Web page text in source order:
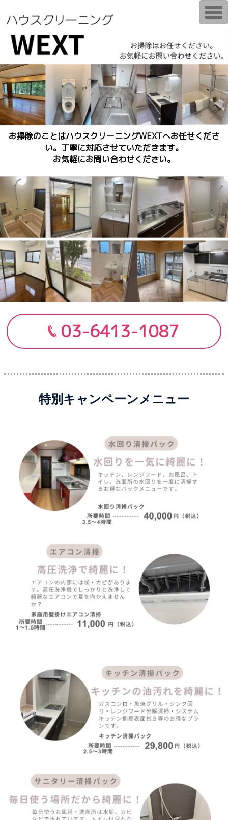
お掃除のことはハウスクリーニングWEXTへお任せくださ
い。丁寧に対応させていただきます。
お気軽にお問い合わせください。
03-6413-1087
特別キャンペーンメニュー
T
o
g
n
a
v
i
g
a
t
i
o
n